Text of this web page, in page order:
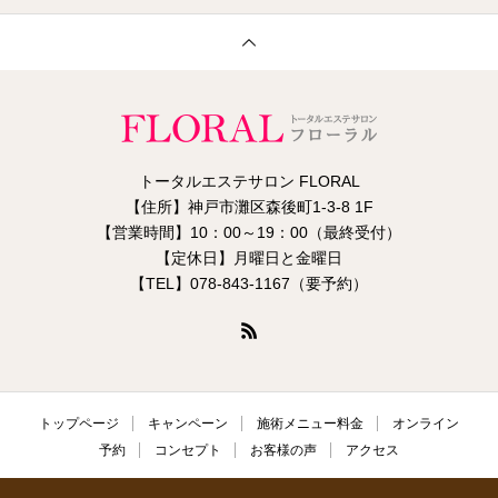
トータルエステサロン FLORAL
【住所】神戸市灘区森後町1-3-8 1F
【営業時間】10：00～19：00（最終受付）
【定休日】月曜日と金曜日
【TEL】078-843-1167（要予約）
トップページ キャンペーン 施術メニュー料金
オンライン
予約
コンセプト お客様の声 アクセス